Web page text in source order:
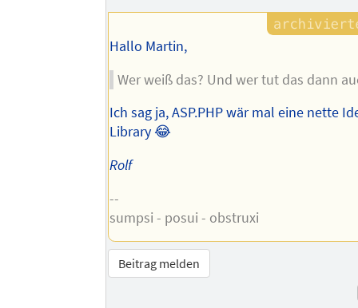
Hallo Martin,
Wer weiß das? Und wer tut das dann
Ich sag ja, ASP.PHP wär mal eine nette
Library 😂
Rolf
--
sumpsi - posui - obstruxi
Beitrag melden